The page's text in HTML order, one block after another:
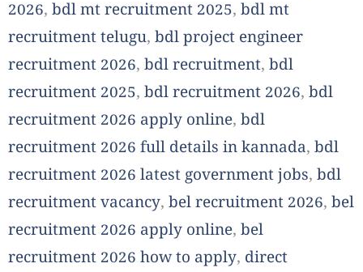
2026, bdl mt recruitment 2025, bdl mt
recruitment telugu, bdl project engineer
recruitment 2026, bdl recruitment, bdl
recruitment 2025, bdl recruitment 2026, bdl
recruitment 2026 apply online, bdl
recruitment 2026 full details in kannada, bdl
recruitment 2026 latest government jobs, bdl
recruitment vacancy, bel recruitment 2026, bel
recruitment 2026 apply online, bel
recruitment 2026 how to apply, direct